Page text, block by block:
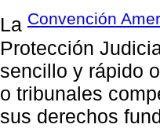
La Convención
Protección
sencillo y rápido
o tribunales
sus derechos